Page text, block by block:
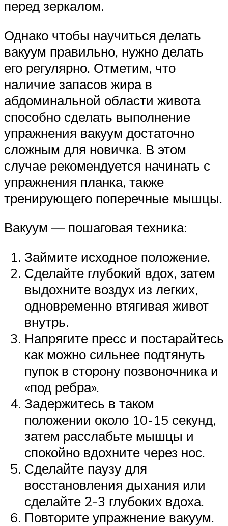
перед зеркалом.
Однако чтобы научиться делать
вакуум правильно, нужно делать
его регулярно. Отметим, что
наличие запасов жира в
абдоминальной области живота
способно сделать выполнение
упражнения вакуум достаточно
сложным для новичка. В этом
случае рекомендуется начинать с
упражнения планка, также
тренирующего поперечные мышцы.
Вакуум — пошаговая техника:
Займите исходное положение.
Сделайте глубокий вдох, затем
выдохните воздух из легких,
одновременно втягивая живот
внутрь.
Напрягите пресс и постарайтесь
как можно сильнее подтянуть
пупок в сторону позвоночника и
«под ребра».
Задержитесь в таком
положении около 10-15 секунд,
затем расслабьте мышцы и
спокойно вдохните через нос.
Сделайте паузу для
восстановления дыхания или
сделайте 2-3 глубоких вдоха.
Повторите упражнение вакуум.